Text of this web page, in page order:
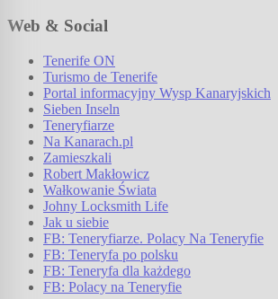
Web & Social
Tenerife ON
Turismo de Tenerife
Portal informacyjny Wysp Kanaryjskich
Sieben Inseln
Teneryfiarze
Na Kanarach.pl
Zamieszkali
Robert Makłowicz
Wałkowanie Świata
Johny Locksmith Life
Jak u siebie
FB: Teneryfiarze. Polacy Na Teneryfie
FB: Teneryfa po polsku
FB: Teneryfa dla każdego
FB: Polacy na Teneryfie